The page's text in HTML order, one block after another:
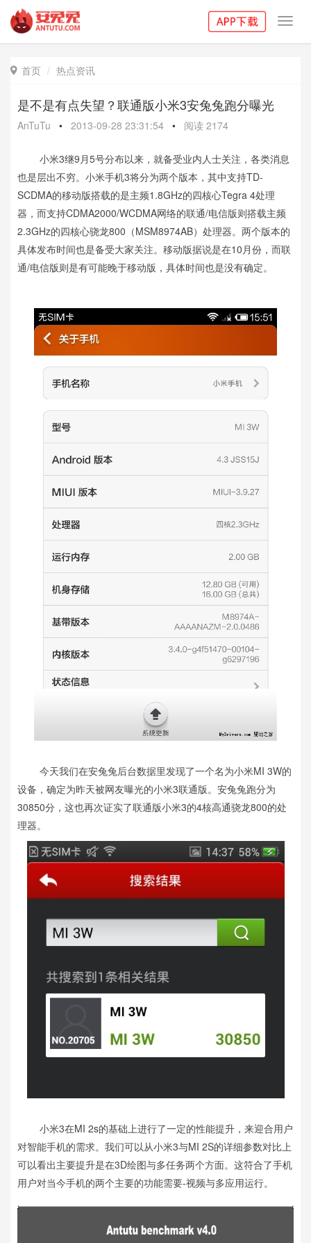
 首页 热点资讯
是不是有点失望？联通版小米3安兔兔跑分曝光
AnTuTu • 2013-09-28 23:31:54 • 阅读 2174
小米3继9月5号分布以来，就备受业内人士关注，各类消息
也是层出不穷。小米手机3将分为两个版本，其中支持TD-
SCDMA的移动版搭载的是主频1.8GHz的四核心Tegra 4处理
器，而支持CDMA2000/WCDMA网络的联通/电信版则搭载主频
2.3GHz的四核心骁龙800（MSM8974AB）处理器。两个版本的
具体发布时间也是备受大家关注。移动版据说是在10月份，而联
通/电信版则是有可能晚于移动版，具体时间也是没有确定。
今天我们在安兔兔后台数据里发现了一个名为小米MI 3W的
设备，确定为昨天被网友曝光的小米3联通版。安兔兔跑分为
30850分，这也再次证实了联通版小米3的4核高通骁龙800的处
理器。
小米3在MI 2s的基础上进行了一定的性能提升，来迎合用户
对智能手机的需求。我们可以从小米3与MI 2S的详细参数对比上
可以看出主要提升是在3D绘图与多任务两个方面。这符合了手机
用户对当今手机的两个主要的功能需要-视频与多应用运行。